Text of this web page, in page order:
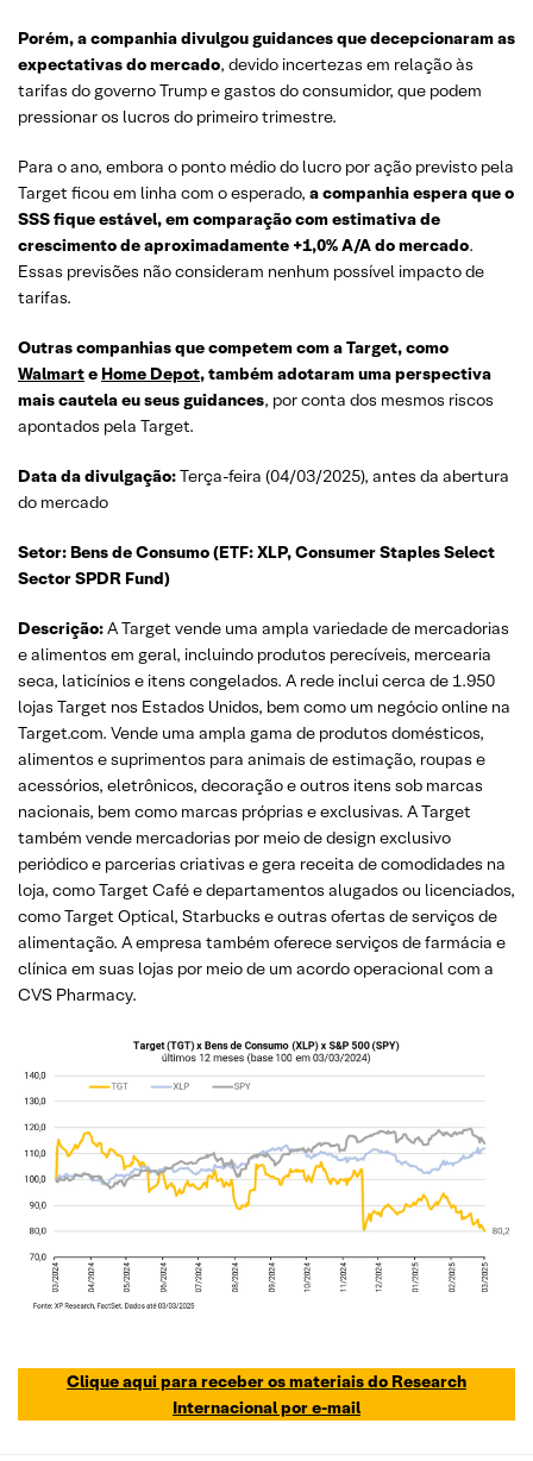
Porém, a companhia divulgou guidances que decepcionaram as
expectativas do mercado, devido incertezas em relação às
tarifas do governo Trump e gastos do consumidor, que podem
pressionar os lucros do primeiro trimestre.
Para o ano, embora o ponto médio do lucro por ação previsto pela
Target ficou em linha com o esperado, a companhia espera que o
SSS fique estável, em comparação com estimativa de
crescimento de aproximadamente +1,0% A/A do mercado.
Essas previsões não consideram nenhum possível impacto de
tarifas.
Outras companhias que competem com a Target, como
Walmarte Home Depot, também adotaram uma perspectiva
mais cautela eu seus guidances, por conta dos mesmos riscos
apontados pela Target.
Data da divulgação:Terça-feira (04/03/2025), antes da abertura
do mercado
Setor: Bens de Consumo (ETF: XLP, Consumer Staples Select
Sector SPDR Fund)
Descrição:A Target vende uma ampla variedade de mercadorias
e alimentos em geral, incluindo produtos perecíveis, mercearia
seca, laticínios e itens congelados. A rede inclui cerca de 1.950
lojas Target nos Estados Unidos, bem como um negócio online na
Target.com. Vende uma ampla gama de produtos domésticos,
alimentos e suprimentos para animais de estimação, roupas e
acessórios, eletrônicos, decoração e outros itens sob marcas
nacionais, bem como marcas próprias e exclusivas. A Target
também vende mercadorias por meio de design exclusivo
periódico e parcerias criativas e gera receita de comodidades na
loja, como Target Café e departamentos alugados ou licenciados,
como Target Optical, Starbucks e outras ofertas de serviços de
alimentação. A empresa também oferece serviços de farmácia e
clínica em suas lojas por meio de um acordo operacional com a
CVS Pharmacy.
Clique aqui para receber os materiais do Research
Internacional por e-mail